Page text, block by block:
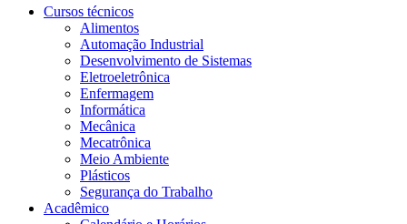
Cursos técnicos
Alimentos
Automação Industrial
Desenvolvimento de Sistemas
Eletroeletrônica
Enfermagem
Informática
Mecânica
Mecatrônica
Meio Ambiente
Plásticos
Segurança do Trabalho
Acadêmico